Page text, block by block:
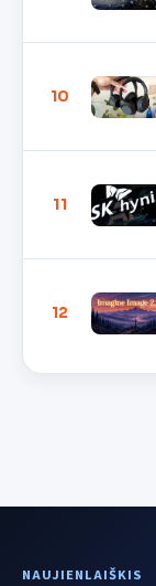
10
11
12
NAUJIENLAIŠKIS